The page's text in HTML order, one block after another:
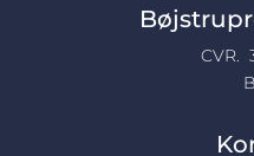
CVR.